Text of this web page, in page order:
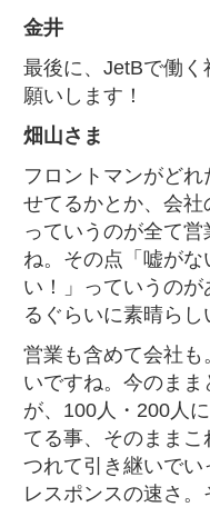
金井
最後に、JetBで働
願いします！
畑山さま
フロントマンがど
せてるかとか、会
っていうのが全て
ね。その点「嘘が
い！」っていうの
るぐらいに素晴らし
営業も含めて会社も
いですね。今のまま
が、100人・200人
てる事、そのまま
つれて引き継いでい
レスポンスの速さ